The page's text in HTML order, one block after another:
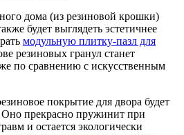
дома (из резиновой крошки)
будет выглядеть эстетичнее
модульную плитку-пазл для
резиновых гранул станет
по сравнению с искусственным
покрытие для двора будет
прекрасно пружинит при
и остается экологически